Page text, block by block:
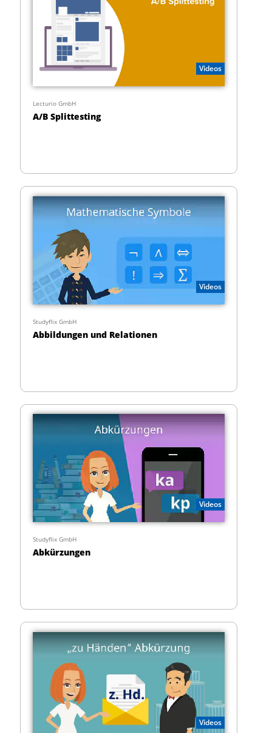
Videos
Lecturio GmbH
A/B Splittesting
Videos
Studyflix GmbH
Abbildungen und Relationen
Videos
Studyflix GmbH
Abkürzungen
Videos